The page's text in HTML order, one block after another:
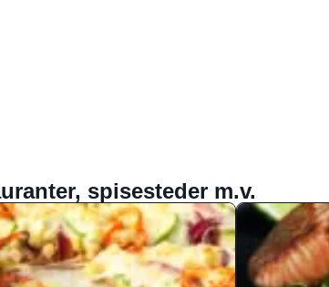
spisesteder m.v.